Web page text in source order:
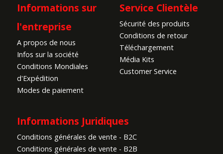
Informations sur
l'entreprise
A propos de nous
Infos sur la société
Conditions Mondiales
d'Expédition
Modes de paiement
Service Clientèle
Sécurité des produits
Conditions de retour
Téléchargement
Média Kits
Customer Service
Informations Juridiques
Conditions générales de vente - B2C
Conditions générales de vente - B2B